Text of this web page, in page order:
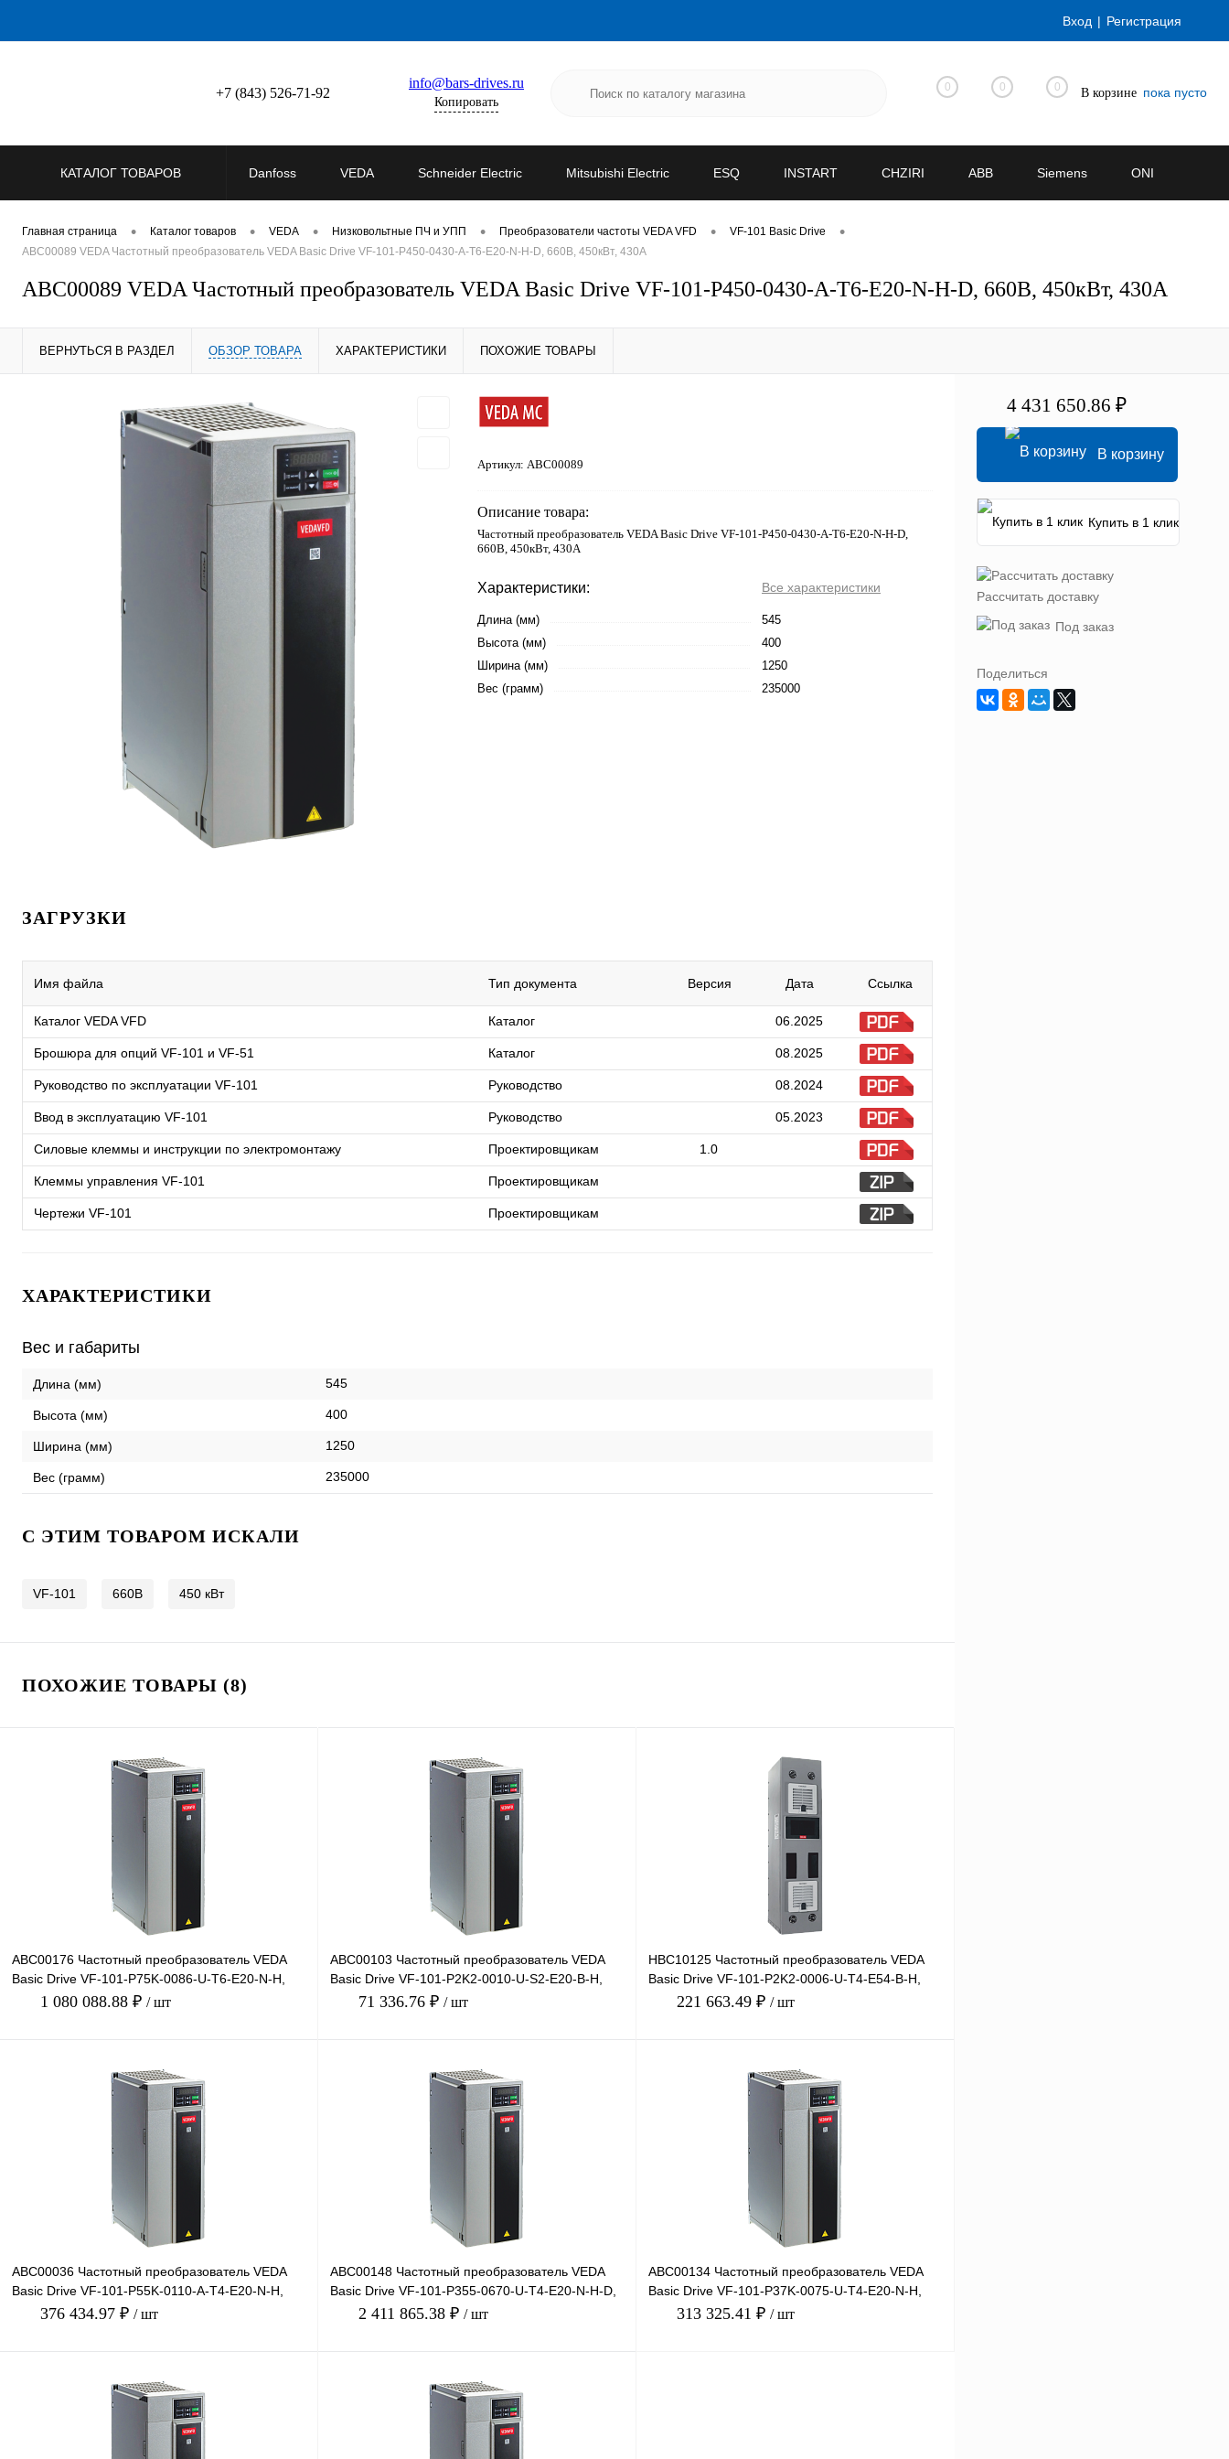
Вход Регистрация
+7 (843) 526-71-92
info@bars-drives.ru
Копировать
0 0 0 В корзине пока пусто
КАТАЛОГ ТОВАРОВ Danfoss VEDA Schneider Electric Mitsubishi Electric ESQ INSTART CHZIRI ABB Siemens ONI
Главная страница • Каталог товаров • VEDA • Низковольтные ПЧ и УПП • Преобразователи частоты VEDA VFD • VF-101 Basic Drive •
ABC00089 VEDA Частотный преобразователь VEDA Basic Drive VF-101-P450-0430-A-T6-E20-N-H-D, 660В, 450кВт, 430А
ABC00089 VEDA Частотный преобразователь VEDA Basic Drive VF-101-P450-0430-A-T6-E20-N-H-D, 660В, 450кВт, 430А
ВЕРНУТЬСЯ В РАЗДЕЛ ОБЗОР ТОВАРА ХАРАКТЕРИСТИКИ ПОХОЖИЕ ТОВАРЫ
Артикул: ABC00089
Описание товара:
Частотный преобразователь VEDA Basic Drive VF-101-P450-0430-A-T6-E20-N-H-D,
660В, 450кВт, 430А
Характеристики: Все характеристики
Длина (мм)
545
Высота (мм)
400
Ширина (мм)
1250
Вес (грамм)
235000
ЗАГРУЗКИ
Имя файла Тип документа Версия Дата Ссылка
Каталог VEDA VFD Каталог 06.2025
Брошюра для опций VF-101 и VF-51 Каталог 08.2025
Руководство по эксплуатации VF-101 Руководство 08.2024
Ввод в эксплуатацию VF-101 Руководство 05.2023
Силовые клеммы и инструкции по электромонтажу Проектировщикам 1.0
Клеммы управления VF-101 Проектировщикам
Чертежи VF-101 Проектировщикам
ХАРАКТЕРИСТИКИ
Вес и габариты
Длина (мм) 545
Высота (мм) 400
Ширина (мм) 1250
Вес (грамм) 235000
C ЭТИМ ТОВАРОМ ИСКАЛИ
VF-101 660В 450 кВт
ПОХОЖИЕ ТОВАРЫ (8)
ABC00176 Частотный преобразователь VEDA
Basic Drive VF-101-P75K-0086-U-T6-E20-N-H,
660В, 75кВт, 86А
1 080 088.88 ₽ / шт
В корзину
Сравнение
ABC00103 Частотный преобразователь VEDA
Basic Drive VF-101-P2K2-0010-U-S2-E20-B-H,
220В, 2,2кВт, 10А
71 336.76 ₽ / шт
В корзину
Сравнение
HBC10125 Частотный преобразователь VEDA
Basic Drive VF-101-P2K2-0006-U-T4-E54-B-H,
380В, 2,2кВт, 6А,
221 663.49 ₽ / шт
В корзину
Сравнение
ABC00036 Частотный преобразователь VEDA
Basic Drive VF-101-P55K-0110-A-T4-E20-N-H,
380В, 55кВт, 110А
376 434.97 ₽ / шт
В корзину
Сравнение
ABC00148 Частотный преобразователь VEDA
Basic Drive VF-101-P355-0670-U-T4-E20-N-H-D,
380В, 355кВт, 6
2 411 865.38 ₽ / шт
В корзину
Сравнение
ABC00134 Частотный преобразователь VEDA
Basic Drive VF-101-P37K-0075-U-T4-E20-N-H,
380В, 37кВт, 75А
313 325.41 ₽ / шт
4 431 650.86 ₽
В корзину
Купить в 1 клик
Рассчитать доставку
Под заказ
Поделиться